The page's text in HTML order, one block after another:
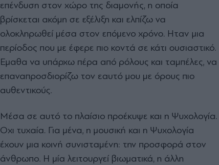
επένδυση στον χώρο της διαµονής, η οποία
βρίσκεται ακόµη σε εξέλιξη και ελπίζω να
ολοκληρωθεί µέσα στον επόµενο χρόνο. Ηταν µια
περίοδος που µε έφερε πιο κοντά σε κάτι ουσιαστικό.
Εµαθα να υπάρχω πέρα από ρόλους και ταµπέλες, να
επαναπροσδιορίζω τον εαυτό µου µε όρους πιο
αυθεντικούς.
Μέσα σε αυτό το πλαίσιο προέκυψε και η Ψυχολογία.
Οχι τυχαία. Για µένα, η µουσική και η Ψυχολογία
έχουν µια κοινή συνισταµένη: την προσφορά στον
άνθρωπο. Η µία λειτουργεί βιωµατικά, η άλλη